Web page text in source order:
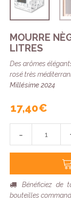
MOURRE
LITRES
Des arômes
rosé très
Millésime 2024
17,40 €
-
Bénéficiez de
bouteilles